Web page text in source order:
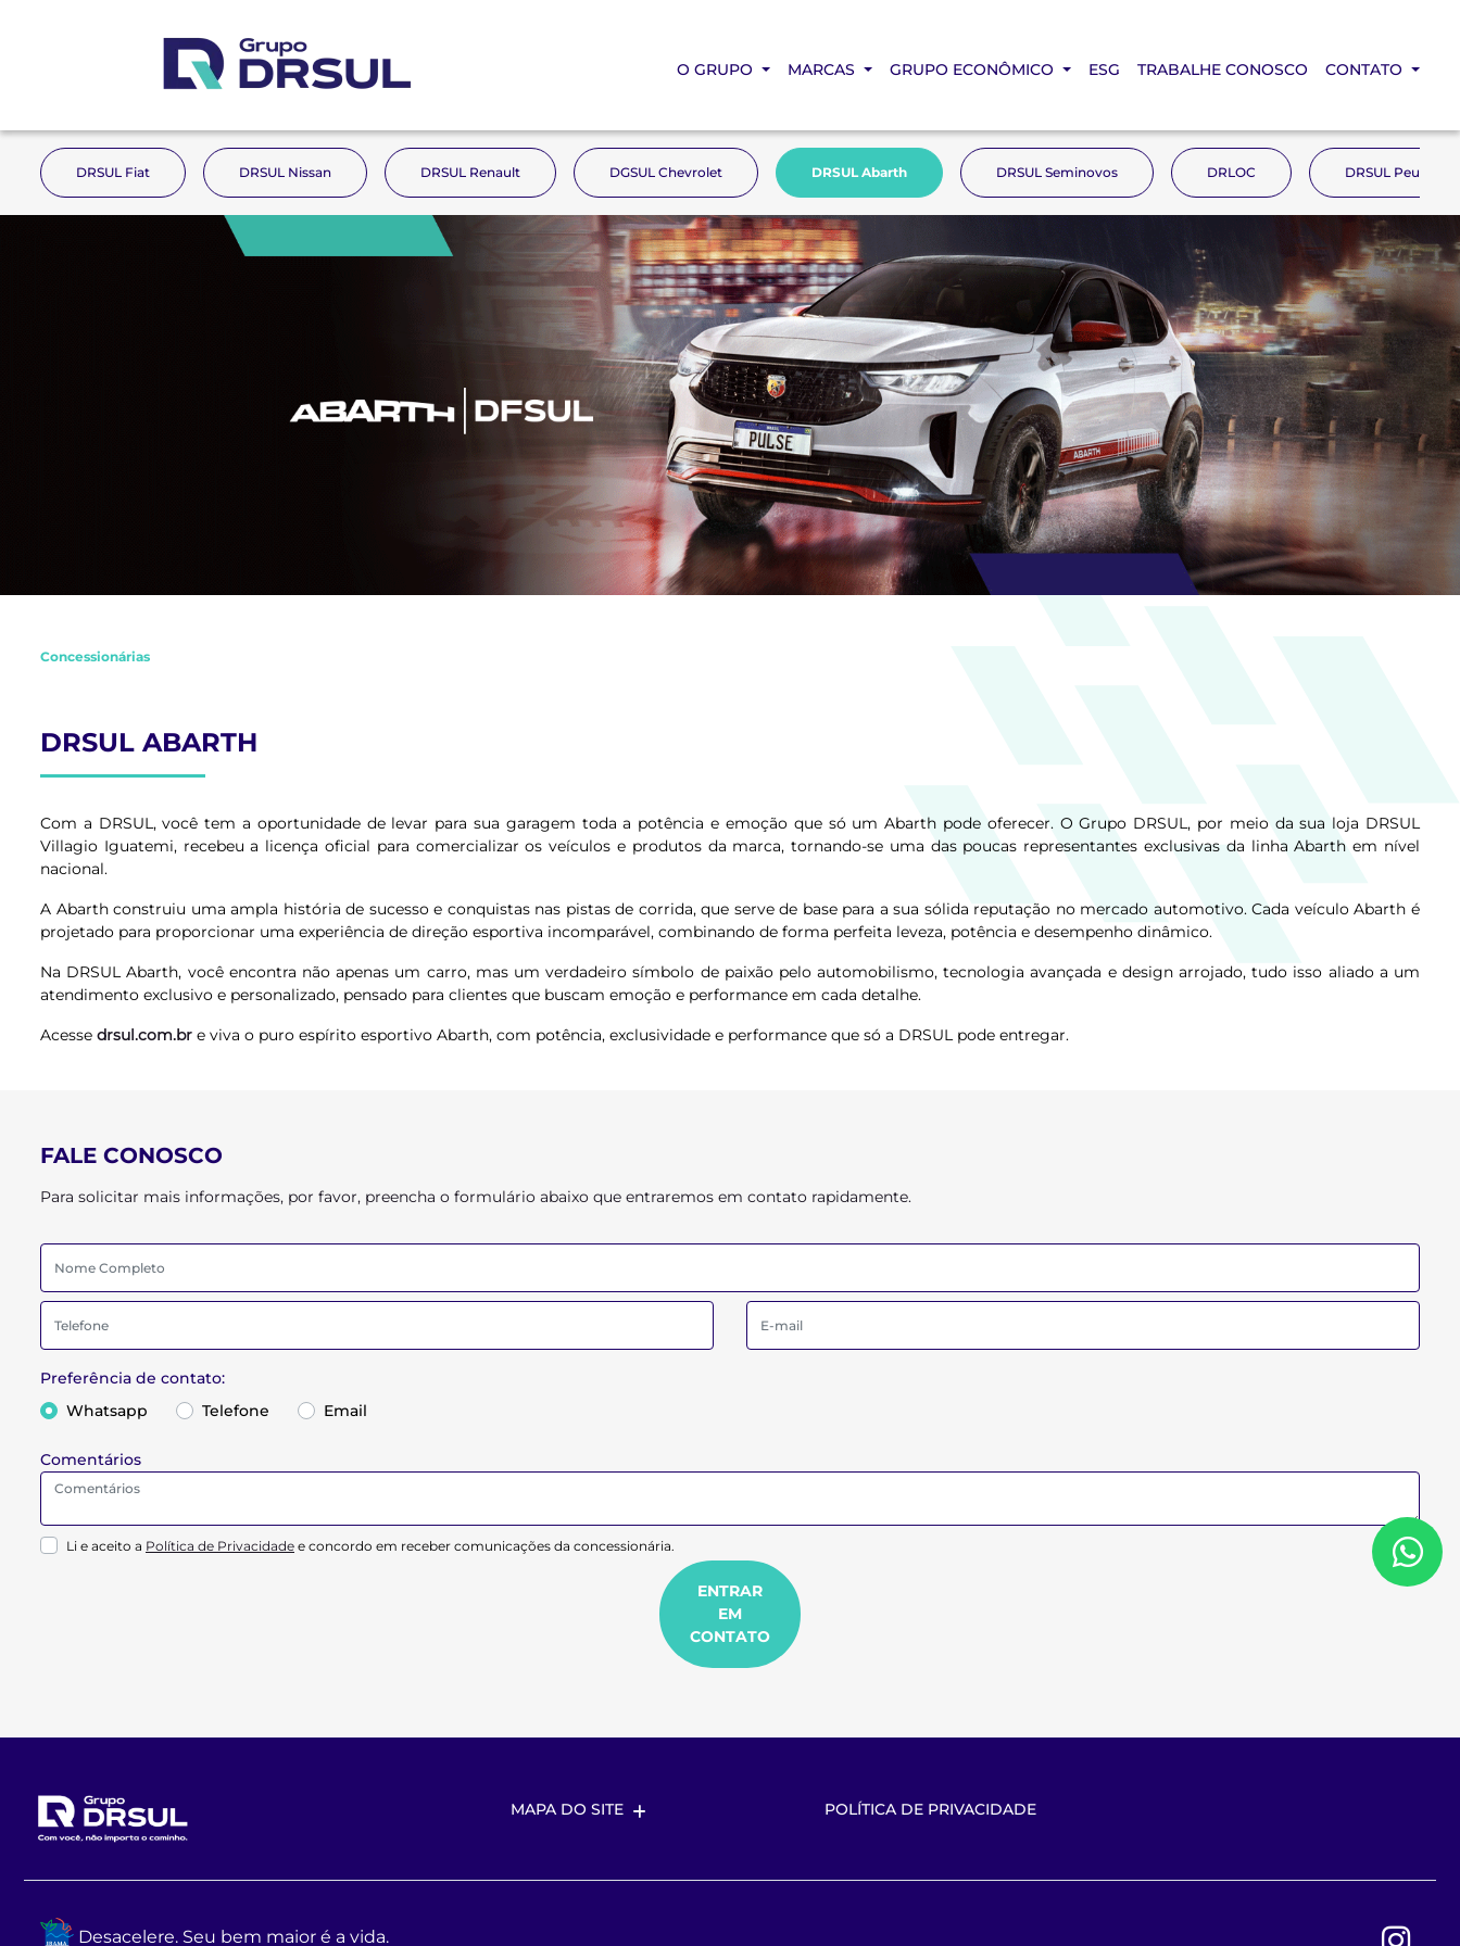
O GRUPO MARCAS GRUPO ECONÔMICO ESG TRABALHE CONOSCO CONTATO
DRSUL Fiat DRSUL Nissan DRSUL Renault DGSUL Chevrolet DRSUL Abarth DRSUL Seminovos DRLOC DRSUL Peugeot
Concessionárias
DRSUL ABARTH
Com a DRSUL, você tem a oportunidade de levar para sua garagem toda a potência e emoção que só um Abarth pode oferecer. O Grupo DRSUL, por meio da sua loja DRSUL
Villagio Iguatemi, recebeu a licença oficial para comercializar os veículos e produtos da marca, tornando-se uma das poucas representantes exclusivas da linha Abarth em nível
nacional.
A Abarth construiu uma ampla história de sucesso e conquistas nas pistas de corrida, que serve de base para a sua sólida reputação no mercado automotivo. Cada veículo Abarth é
projetado para proporcionar uma experiência de direção esportiva incomparável, combinando de forma perfeita leveza, potência e desempenho dinâmico.
Na DRSUL Abarth, você encontra não apenas um carro, mas um verdadeiro símbolo de paixão pelo automobilismo, tecnologia avançada e design arrojado, tudo isso aliado a um
atendimento exclusivo e personalizado, pensado para clientes que buscam emoção e performance em cada detalhe.
Acesse drsul.com.br e viva o puro espírito esportivo Abarth, com potência, exclusividade e performance que só a DRSUL pode entregar.
FALE CONOSCO
Para solicitar mais informações, por favor, preencha o formulário abaixo que entraremos em contato rapidamente.
Preferência de contato:
Whatsapp
Telefone Email
Comentários
Li e aceito a Política de Privacidade e concordo em receber comunicações da concessionária.
ENTRAR
EM
CONTATO
MAPA DO SITE POLÍTICA DE PRIVACIDADE
Desacelere. Seu bem maior é a vida.